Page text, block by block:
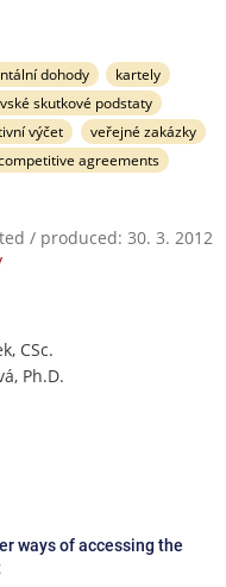
dohody
kartely
skutkové podstaty
výčet
veřejné zakázky
agreements
/ produced: 30. 3. 2012
CSc.
Ph.D.
ways of accessing the